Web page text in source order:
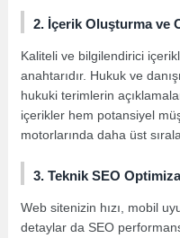
2. İçerik Oluşturma ve
Kaliteli ve bilgilendirici
anahtarıdır. Hukuk ve
hukuki terimlerin
içerikler hem potansiyel
motorlarında daha üst
3. Teknik SEO
Web sitenizin hızı, mobil
detaylar da SEO